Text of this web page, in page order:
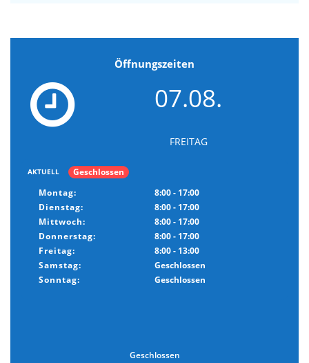
Öffnungszeiten
07.08.
FREITAG
AKTUELL
Geschlossen
Montag:
8:00 - 17:00
Dienstag:
8:00 - 17:00
Mittwoch:
8:00 - 17:00
Donnerstag:
8:00 - 17:00
Freitag:
8:00 - 13:00
Samstag:
Geschlossen
Sonntag:
Geschlossen
Geschlossen